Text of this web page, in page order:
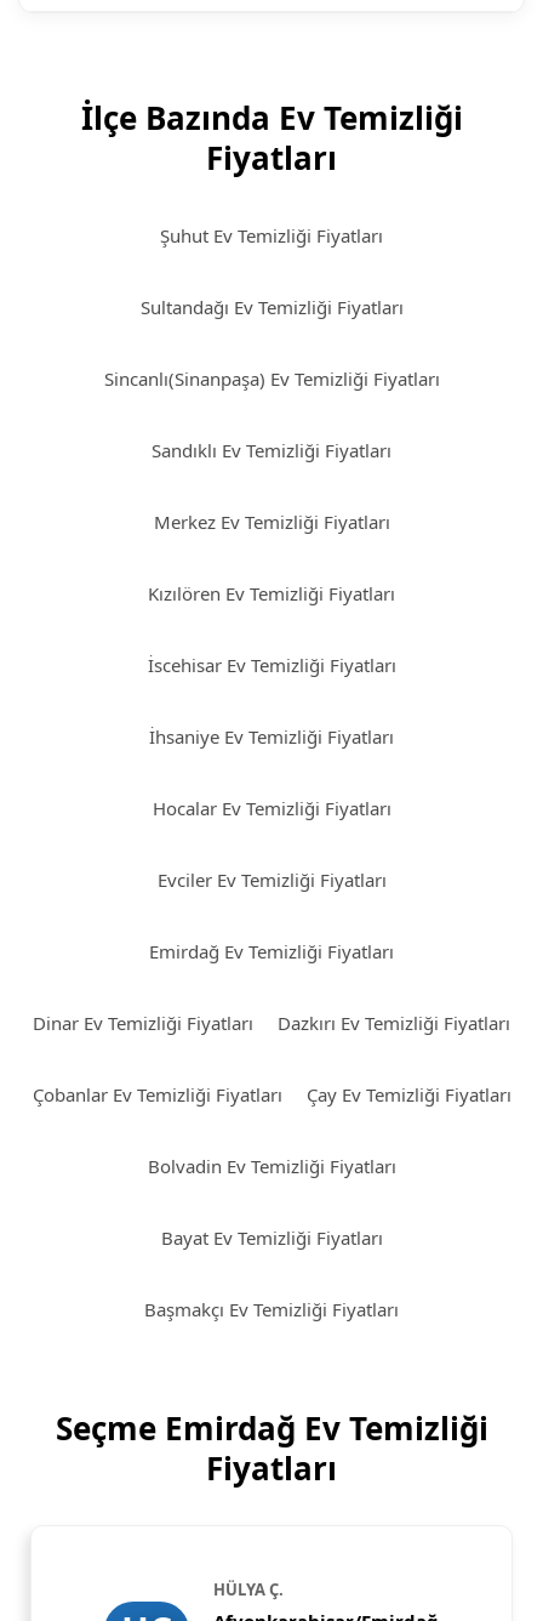
İlçe Bazında Ev Temizliği
Fiyatları
Şuhut Ev Temizliği Fiyatları
Sultandağı Ev Temizliği Fiyatları
Sincanlı(Sinanpaşa) Ev Temizliği Fiyatları
Sandıklı Ev Temizliği Fiyatları
Merkez Ev Temizliği Fiyatları
Kızılören Ev Temizliği Fiyatları
İscehisar Ev Temizliği Fiyatları
İhsaniye Ev Temizliği Fiyatları
Hocalar Ev Temizliği Fiyatları
Evciler Ev Temizliği Fiyatları
Emirdağ Ev Temizliği Fiyatları
Dinar Ev Temizliği Fiyatları Dazkırı Ev Temizliği Fiyatları
Çobanlar Ev Temizliği Fiyatları Çay Ev Temizliği Fiyatları
Bolvadin Ev Temizliği Fiyatları
Bayat Ev Temizliği Fiyatları
Başmakçı Ev Temizliği Fiyatları
Seçme Emirdağ Ev Temizliği
Fiyatları
HÜLYA Ç.